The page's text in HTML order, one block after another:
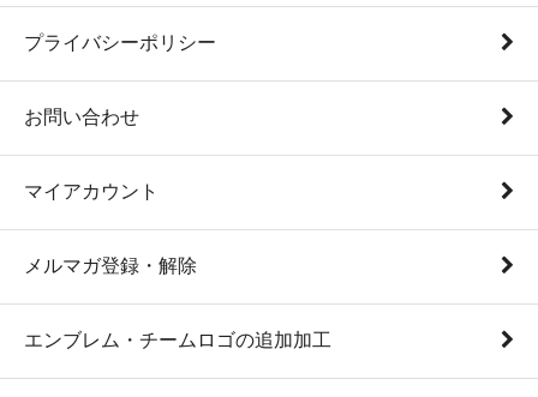
プライバシーポリシー
お問い合わせ
マイアカウント
メルマガ登録・解除
エンブレム・チームロゴの追加加工